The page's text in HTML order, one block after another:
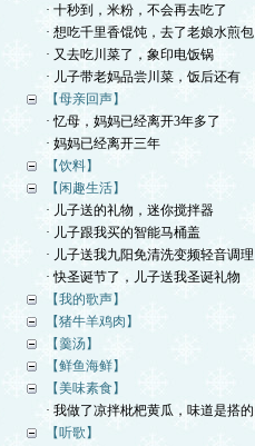
· 十秒到，米粉，不会再去吃了
· 想吃千里香馄饨，去了老娘水煎包
· 又去吃川菜了，象印电饭锅
· 儿子带老妈品尝川菜，饭后还有
【母亲回声】
· 忆母，妈妈已经离开3年多了
· 妈妈已经离开三年
【饮料】
【闲趣生活】
· 儿子送的礼物，迷你搅拌器
· 儿子跟我买的智能马桶盖
· 儿子送我九阳免清洗变频轻音调理
· 快圣诞节了，儿子送我圣诞礼物
【我的歌声】
【猪牛羊鸡肉】
【羹汤】
【鲜鱼海鲜】
【美味素食】
· 我做了凉拌枇杷黄瓜，味道是搭的
【听歌】